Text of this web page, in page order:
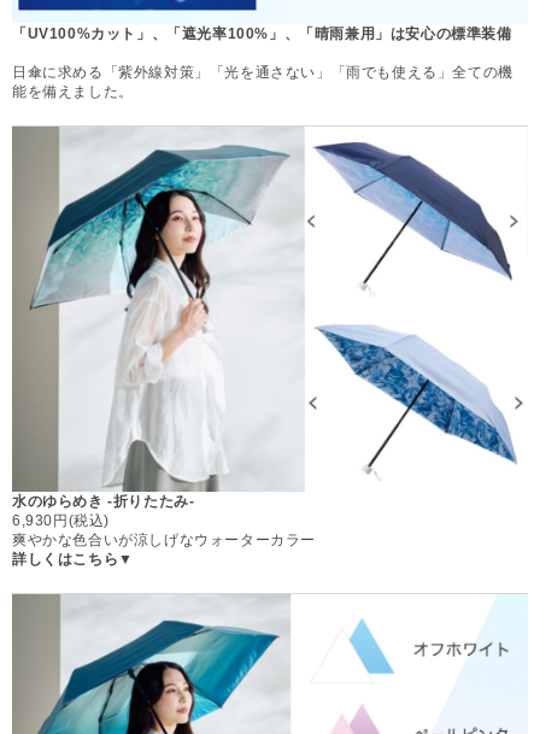
「UV100%カット」、「遮光率100%」、「晴雨兼用」は安心の標準装備
日傘に求める「紫外線対策」「光を通さない」「雨でも使える」全ての機
能を備えました。
水のゆらめき -折りたたみ-
6,930円(税込)
爽やかな色合いが涼しげなウォーターカラー
詳しくはこちら▼